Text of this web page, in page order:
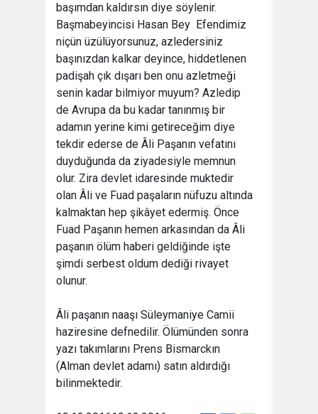
başımdan kaldırsın diye söylenir.
Başmabeyincisi Hasan Bey  Efendimiz
niçün üzülüyorsunuz, azledersiniz
başınızdan kalkar deyince, hiddetlenen
padişah çık dışarı ben onu azletmeği
senin kadar bilmiyor muyum? Azledip
de Avrupa da bu kadar tanınmış bir
adamın yerine kimi getireceğim diye
tekdir ederse de Âli Paşanın vefatını
duyduğunda da ziyadesiyle memnun
olur. Zira devlet idaresinde muktedir
olan Âli ve Fuad paşaların nüfuzu altında
kalmaktan hep şikâyet edermiş. Önce
Fuad Paşanın hemen arkasından da Âli
paşanın ölüm haberi geldiğinde işte
şimdi serbest oldum dediği rivayet
olunur.
Âli paşanın naaşı Süleymaniye Camii
haziresine defnedilir. Ölümünden sonra
yazı takımlarını Prens Bismarckın
(Alman devlet adamı) satın aldırdığı
bilinmektedir.